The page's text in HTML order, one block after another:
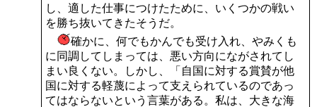
し、適した仕事につけたために、いくつかの戦い
を勝ち抜いてきたそうだ。
確かに、何でもかんでも受け入れ、やみくも
に同調してしまっては、悪い方向にながされてし
まい良くない。しかし、「自国に対する賞賛が他
国に対する軽蔑によって支えられているのであっ
てはならないという言葉がある。私は、大きな海